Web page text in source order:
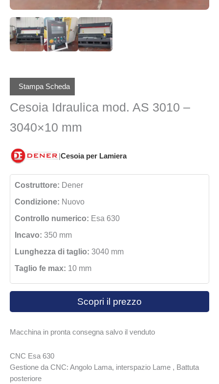
Stampa Scheda
Cesoia Idraulica mod. AS 3010 –
3040×10 mm
|Cesoia per Lamiera
Costruttore: Dener
Condizione: Nuovo
Controllo numerico: Esa 630
Incavo: 350 mm
Lunghezza di taglio: 3040 mm
Taglio fe max: 10 mm
Scopri il prezzo
Macchina in pronta consegna salvo il venduto
CNC Esa 630
Gestione da CNC: Angolo Lama, interspazio Lame , Battuta
posteriore